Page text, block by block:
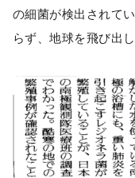
の細菌が検出されて
らず、地球を飛び出